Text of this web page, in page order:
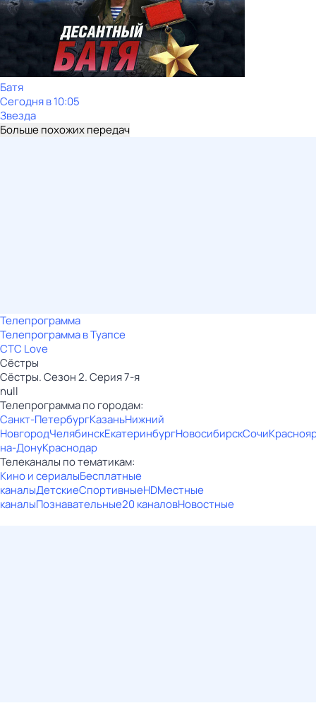
Батя
Сегодня в 10:05
Звезда
Больше похожих передач
Телепрограмма
Телепрограмма в Туапсе
СТС Love
Сёстры
Сёстры. Сезон 2. Серия 7-я
null
Телепрограмма по городам:
Санкт-ПетербургКазаньНижний
НовгородЧелябинскЕкатеринбургНовосибирскСочи
на-ДонуКраснодар
Телеканалы по тематикам:
Кино и сериалыБесплатные
каналыДетскиеСпортивныеHDМестные
каналыПознавательные20 каналовНовостные